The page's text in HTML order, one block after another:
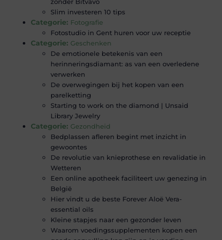
Slim investeren 10 tips
Categorie: Fotografie
Fotostudio in Gent huren voor uw receptie
Categorie: Geschenken
De emotionele betekenis van een
herinneringsdiamant: as van een overledene
verwerken
De overwegingen bij het kopen van een
parelketting
Starting to work on the diamond | Unsaid
Library Jewelry
Categorie: Gezondheid
Bedplassen afleren begint met inzicht in
gewoontes
De revolutie van knieprothese en revalidatie in
Wetteren
Een online apotheek faciliteert uw genezing in
België
Hier vindt u de beste Forever Aloë Vera-
essential oils
Kleine stapjes naar een gezonder leven
Waarom voedingssupplementen kopen een